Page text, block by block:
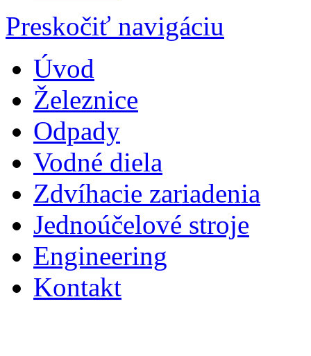
Preskočiť navigáciu
Úvod
Železnice
Odpady
Vodné diela
Zdvíhacie zariadenia
Jednoúčelové stroje
Engineering
Kontakt